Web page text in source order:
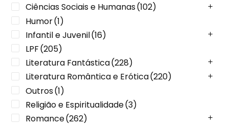
Ciências Sociais e Humanas(102)
Humor(1)
Infantil e Juvenil(16)
LPF(205)
Literatura Fantástica(228)
Literatura Romântica e Erótica(220)
Outros(1)
Religião e Espiritualidade(3)
Romance(262)